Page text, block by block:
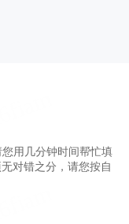
用几分钟时间帮忙填
对错之分，请您按自